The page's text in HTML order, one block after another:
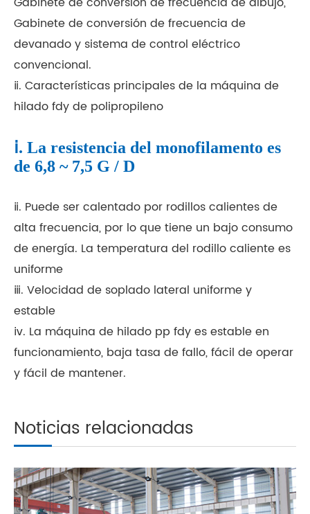
Gabinete de conversión de frecuencia de
devanado y sistema de control eléctrico
convencional.
ⅱ. Características principales de la máquina de
hilado fdy de polipropileno
ⅰ. La resistencia del monofilamento es
de 6,8 ~ 7,5 G / D
ⅱ. Puede ser calentado por rodillos calientes de
alta frecuencia, por lo que tiene un bajo consumo
de energía. La temperatura del rodillo caliente es
uniforme
ⅲ. Velocidad de soplado lateral uniforme y
estable
ⅳ. La máquina de hilado pp fdy es estable en
funcionamiento, baja tasa de fallo, fácil de operar
y fácil de mantener.
Noticias relacionadas